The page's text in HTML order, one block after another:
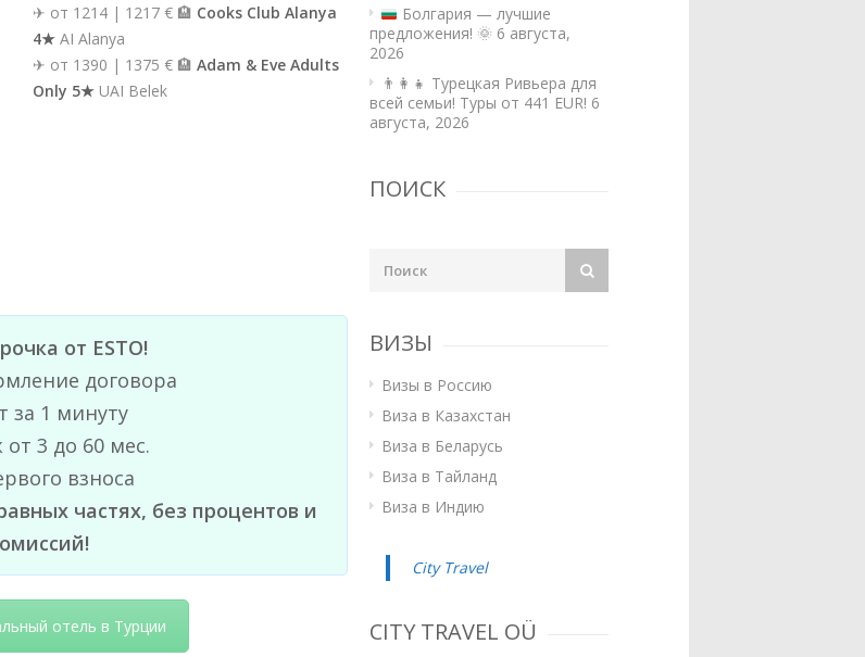
✈ от 1214 | 1217 € 🏨 Cooks Club Alanya
4★AI Alanya
✈ от 1390 | 1375 € 🏨 Adam & Eve Adults
Only 5★UAI Belek
от ESTO!
договора
за 1 минуту
от 3 до 60 мес.
взноса
частях, без процентов и
отель в Турции
Болгария — лучшие
предложения! 🌞 6 августа,
2026
👨‍👩‍👧 Турецкая Ривьера для
всей семьи! Туры от 441 EUR! 6
августа, 2026
ПОИСК
ВИЗЫ
Визы в Россию
Виза в Казахстан
Виза в Беларусь
Виза в Тайланд
Виза в Индию
City Travel
CITY TRAVEL OÜ